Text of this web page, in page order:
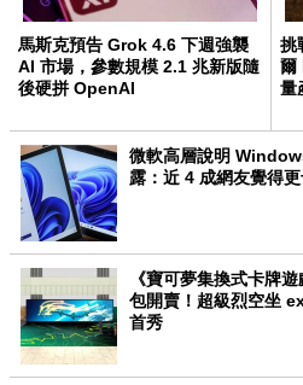
馬斯克預告 Grok 4.6 下週強襲
AI 市場，參數規模 2.1 兆新版隨
後硬拼 OpenAI
挑
爾
量
微軟高層說明
露：近 4 成網友覺得
《寶可夢集換式卡牌
包開賣！超級烈空坐
首秀